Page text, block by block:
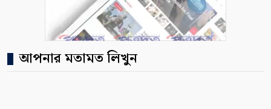
আপনার মতামত লিখুন